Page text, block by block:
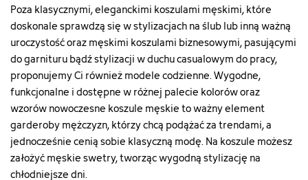
Poza klasycznymi, eleganckimi koszulami męskimi, które
doskonale sprawdzą się w stylizacjach na ślub lub inną ważną
uroczystość oraz męskimi koszulami biznesowymi, pasującymi
do garnituru bądź stylizacji w duchu casualowym do pracy,
proponujemy Ci również modele codzienne. Wygodne,
funkcjonalne i dostępne w różnej palecie kolorów oraz
wzorów nowoczesne koszule męskie to ważny element
garderoby mężczyzn, którzy chcą podążać za trendami, a
jednocześnie cenią sobie klasyczną modę. Na koszule możesz
założyć męskie swetry, tworząc wygodną stylizację na
chłodniejsze dni.